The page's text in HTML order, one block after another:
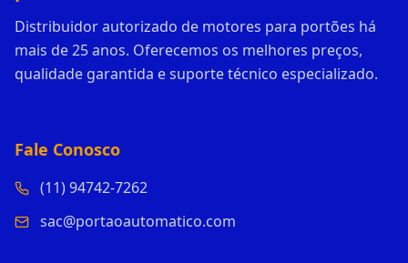
Distribuidor autorizado de motores para portões há
mais de 25 anos. Oferecemos os melhores preços,
qualidade garantida e suporte técnico especializado.
Fale Conosco
(11) 94742-7262
sac@portaoautomatico.com